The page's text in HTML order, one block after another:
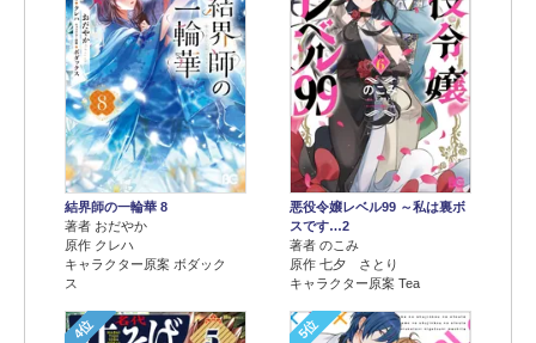
結界師の一輪華 8
著者 おだやか
原作 クレハ
キャラクター原案 ボダック
ス
悪役令嬢レベル99 ～私は裏ボ
スです…2
著者 のこみ
原作 七夕 さとり
キャラクター原案 Tea
4位 5位